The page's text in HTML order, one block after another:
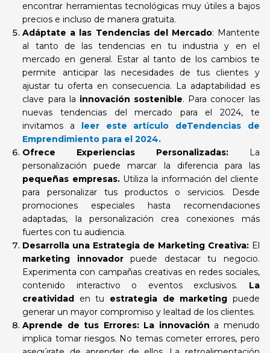
encontrar herramientas tecnológicas muy útiles a bajos
precios e incluso de manera gratuita.
Adáptate a las Tendencias del Mercado: Mantente
al tanto de las tendencias en tu industria y en el
mercado en general. Estar al tanto de los cambios te
permite anticipar las necesidades de tus clientes y
ajustar tu oferta en consecuencia. La adaptabilidad es
clave para la innovación sostenible. Para conocer las
nuevas tendencias del mercado para el 2024, te
invitamos a leer este artículo deTendencias de
Emprendimiento para el 2024.
Ofrece Experiencias Personalizadas:La
personalización puede marcar la diferencia para las
pequeñas empresas. Utiliza la información del cliente
para personalizar tus productos o servicios. Desde
promociones especiales hasta recomendaciones
adaptadas, la personalización crea conexiones más
fuertes con tu audiencia.
Desarrolla una Estrategia de Marketing Creativa:El
marketing innovadorpuede destacar tu negocio.
Experimenta con campañas creativas en redes sociales,
contenido interactivo o eventos exclusivos. La
creatividad en tu estrategia de marketing puede
generar un mayor compromiso y lealtad de los clientes.
Aprende de tus Errores: La innovación a menudo
implica tomar riesgos. No temas cometer errores, pero